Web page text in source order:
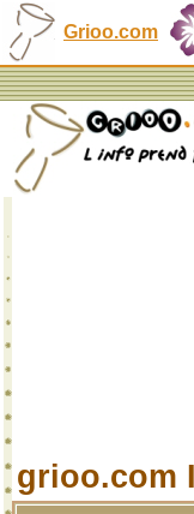
Grioo.com
grioo.com